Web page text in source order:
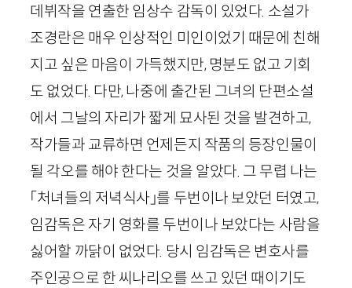
데뷔작을 연출한 임상수 감독이 있었다. 소설가
조경란은 매우 인상적인 미인이었기 때문에 친해
지고 싶은 마음이 가득했지만, 명분도 없고 기회
도 없었다. 다만, 나중에 출간된 그녀의 단편소설
에서 그날의 자리가 짧게 묘사된 것을 발견하고,
작가들과 교류하면 언제든지 작품의 등장인물이
될 각오를 해야 한다는 것을 알았다. 그 무렵 나는
「처녀들의 저녁식사」를 두번이나 보았던 터였고,
임감독은 자기 영화를 두번이나 보았다는 사람을
싫어할 까닭이 없었다. 당시 임감독은 변호사를
주인공으로 한 씨나리오를 쓰고 있던 때이기도